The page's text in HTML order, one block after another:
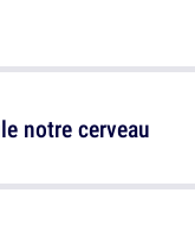
notre cerveau